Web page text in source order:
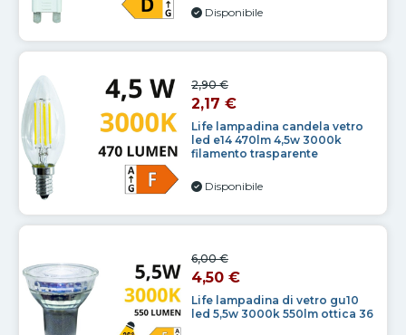
Disponibile
Life lampadina candela vetro
led e14 470lm 4,5w 3000k
filamento trasparente
2,90 €
2,17 €
Disponibile
Life lampadina di vetro gu10
led 5,5w 3000k 550lm ottica 36
6,00 €
4,50 €